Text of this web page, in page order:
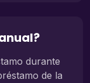
durante
de la